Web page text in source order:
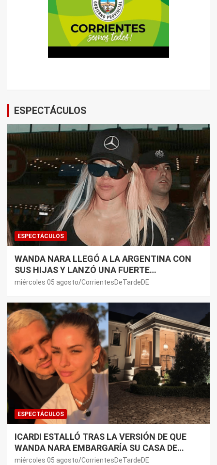
ESPECTÁCULOS
ESPECTÁCULOS
WANDA NARA LLEGÓ A LA ARGENTINA CON
SUS HIJAS Y LANZÓ UNA FUERTE
PREMONICIÓN SOBRE MAURO ICARDI
miércoles 05 agosto CorrientesDeTardeDE
ESPECTÁCULOS
ICARDI ESTALLÓ TRAS LA VERSIÓN DE QUE
WANDA NARA EMBARGARÍA SU CASA DE
NORDELTA: “NECESITAN RASCAR DE ALGÚN
miércoles 05 agosto CorrientesDeTardeDE